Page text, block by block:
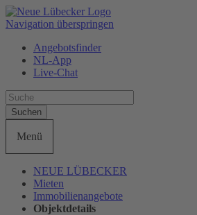
Navigation überspringen
Angebotsfinder
NL-App
Live-Chat
Suchen
Menü
NEUE LÜBECKER
Mieten
Immobilienangebote
Objektdetails